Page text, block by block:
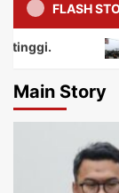
FLASH
Main Story